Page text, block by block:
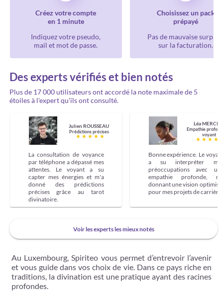
Créez votre compte
en 1 minute
Indiquez votre pseudo,
mail et mot de passe.
Choisissez un pack
prépayé
Pas de mauvaise
sur la facturation.
Des experts vérifiés et bien notés
Plus de 17 000 utilisateurs ont accordé la note maximale de 5
étoiles à l'expert qu'ils ont consulté.
Julien ROUSSEAU
Prédictions précises
La consultation de voyance
par téléphone a dépassé mes
attentes. Le voyant a su
capter mes énergies et m'a
donné des prédictions
précises grâce au tarot
divinatoire.
Léa
Empathie
voyant
Bonne expérience. Le
a su interpréter
préoccupations avec
empathie profonde,
donnant une vision
pour mes projets de carrière.
Voir les experts les mieux notés
Au Luxembourg, Spiriteo vous permet d’entrevoir l’avenir
et vous guide dans vos choix de vie. Dans ce pays riche en
traditions, la divination est une pratique ayant des racines
profondes.